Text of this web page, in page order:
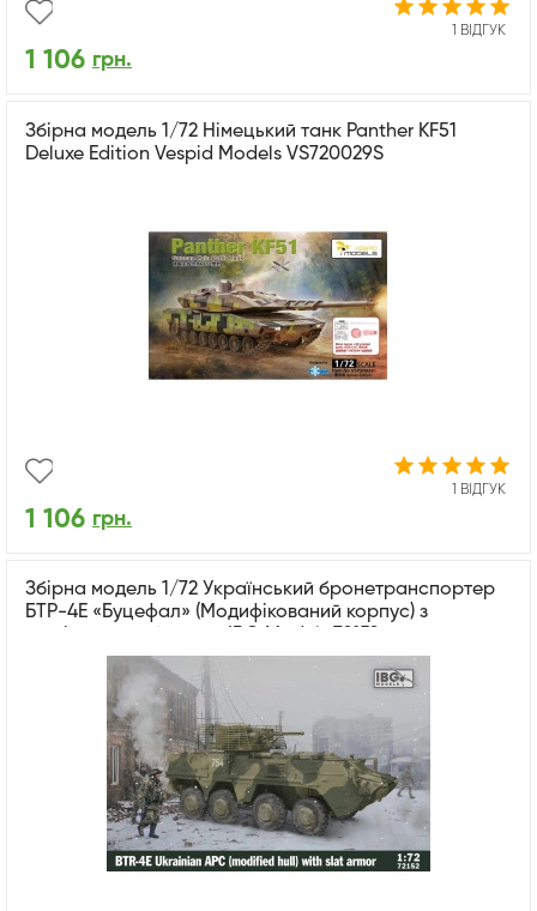
1 ВІДГУК
1 106 грн.
Збірна модель 1/72 Німецький танк Panther KF51
Deluxe Edition Vespid Models VS720029S
1 ВІДГУК
1 106 грн.
Збірна модель 1/72 Український бронетранспортер
БТР-4Е «Буцефал» (Модифікований корпус) з